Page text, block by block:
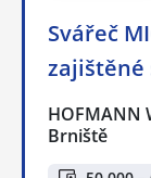
Svářeč
zajištěné
HOFMANN
Brniště